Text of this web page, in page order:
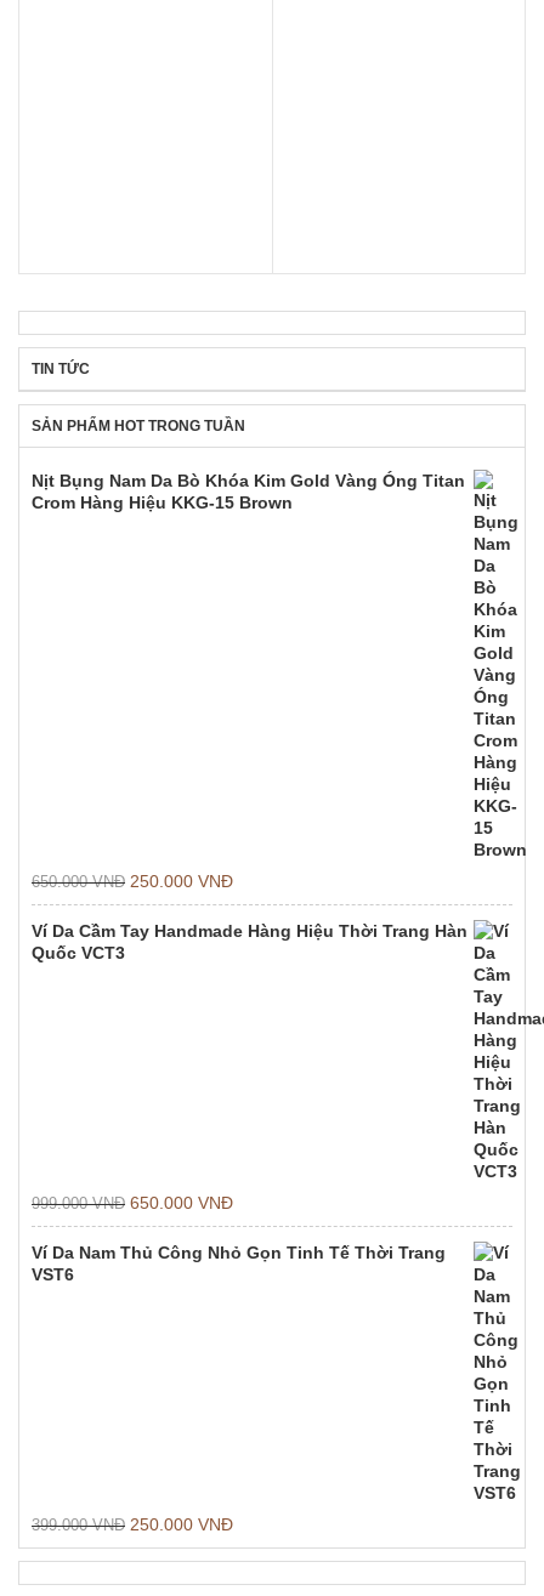
TIN TỨC
SẢN PHẨM HOT TRONG TUẦN
Nịt Bụng Nam Da Bò Khóa Kim Gold Vàng Óng Titan
Crom Hàng Hiệu KKG-15 Brown
650.000VNĐ 250.000 VNĐ
Ví Da Cầm Tay Handmade Hàng Hiệu Thời Trang Hàn
Quốc VCT3
999.000VNĐ 650.000 VNĐ
Ví Da Nam Thủ Công Nhỏ Gọn Tinh Tế Thời Trang
VST6
399.000VNĐ 250.000 VNĐ